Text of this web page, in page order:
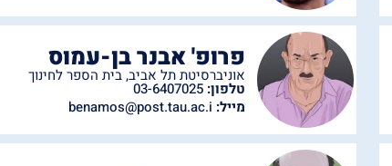
פרופ' אבנר בן-עמוס
אוניברסיטת תל אביב,בית הספר לחינוך
טלפון:
מייל: benamos@post.tau.ac.i